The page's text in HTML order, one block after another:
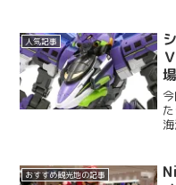
人気記事
おすすめ観光地の記事